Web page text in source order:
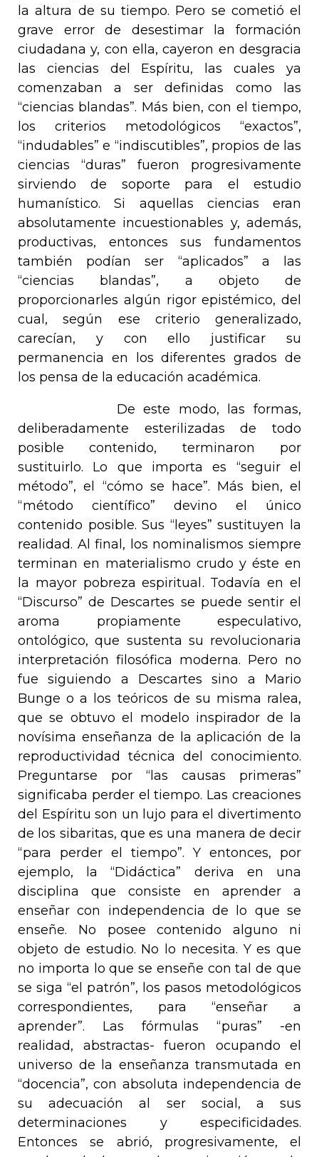
la altura de su tiempo. Pero se cometió el
grave error de desestimar la formación
ciudadana y, con ella, cayeron en desgracia
las ciencias del Espíritu, las cuales ya
comenzaban a ser definidas como las
“ciencias blandas”. Más bien, con el tiempo,
los criterios metodológicos “exactos”,
“indudables” e “indiscutibles”, propios de las
ciencias “duras” fueron progresivamente
sirviendo de soporte para el estudio
humanístico. Si aquellas ciencias eran
absolutamente incuestionables y, además,
productivas, entonces sus fundamentos
también podían ser “aplicados” a las
“ciencias blandas”, a objeto de
proporcionarles algún rigor epistémico, del
cual, según ese criterio generalizado,
carecían, y con ello justificar su
permanencia en los diferentes grados de
los pensa de la educación académica.
De este modo, las formas,
deliberadamente esterilizadas de todo
posible contenido, terminaron por
sustituirlo. Lo que importa es “seguir el
método”, el “cómo se hace”. Más bien, el
“método científico” devino el único
contenido posible. Sus “leyes” sustituyen la
realidad. Al final, los nominalismos siempre
terminan en materialismo crudo y éste en
la mayor pobreza espiritual. Todavía en el
“Discurso” de Descartes se puede sentir el
aroma propiamente especulativo,
ontológico, que sustenta su revolucionaria
interpretación filosófica moderna. Pero no
fue siguiendo a Descartes sino a Mario
Bunge o a los teóricos de su misma ralea,
que se obtuvo el modelo inspirador de la
novísima enseñanza de la aplicación de la
reproductividad técnica del conocimiento.
Preguntarse por “las causas primeras”
significaba perder el tiempo. Las creaciones
del Espíritu son un lujo para el divertimento
de los sibaritas, que es una manera de decir
“para perder el tiempo”. Y entonces, por
ejemplo, la “Didáctica” deriva en una
disciplina que consiste en aprender a
enseñar con independencia de lo que se
enseñe. No posee contenido alguno ni
objeto de estudio. No lo necesita. Y es que
no importa lo que se enseñe con tal de que
se siga “el patrón”, los pasos metodológicos
correspondientes, para “enseñar a
aprender”. Las fórmulas “puras” -en
realidad, abstractas- fueron ocupando el
universo de la enseñanza transmutada en
“docencia”, con absoluta independencia de
su adecuación al ser social, a sus
determinaciones y especificidades.
Entonces se abrió, progresivamente, el